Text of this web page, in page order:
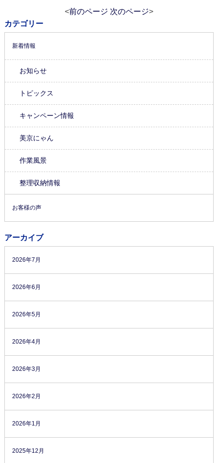
<前のページ 次のページ>
カテゴリー
新着情報
お知らせ
トピックス
キャンペーン情報
美京にゃん
作業風景
整理収納情報
お客様の声
アーカイブ
2026年7月
2026年6月
2026年5月
2026年4月
2026年3月
2026年2月
2026年1月
2025年12月